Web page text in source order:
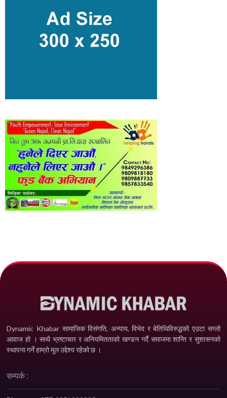
Dynamic Khabar सामाजिक विसंगति, अन्याय, विभेद­ र बेतिथिविरुद्धको एउटा सग्लो
आवाज हो । साथै भ्रष्टाचार र अनियमितताको खण्डन गर्दै समाजमा शान्ति र सुशासनको
स्थापना गर्ने हाम्रो मूल उद्देश्य रहेको छ ।
सम्पर्क :